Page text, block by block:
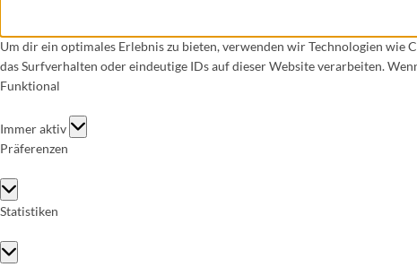
Um dir ein optimales Erlebnis zu bieten, verwenden wir Technologien
das Surfverhalten oder eindeutige IDs auf dieser Website verarbeiten.
Funktional
Funktional
Immer aktiv
Präferenzen
Präferenzen
Statistiken
Statistiken